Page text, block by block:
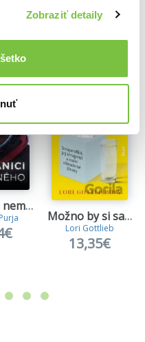
Zobraziť detaily
Za hranici nemožného
Možno by si sa mala s niekým porozprávať
Lori Gottlieb
13,35€